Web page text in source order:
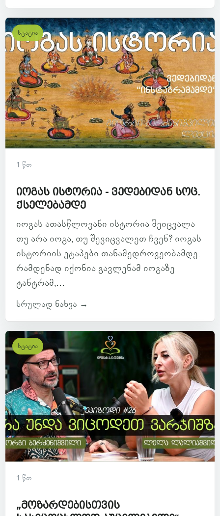
სტატია
1 წთ
იოგას ისტორია - ვედებიდან სოც.
ქსელებამდე
იოგას ათასწლოვანი ისტორია შეიცვალა
თუ არა იოგა, თუ შევიცვალეთ ჩვენ? იოგას
ისტორიის ეტაპები თანამედროვეობამდე.
რამდენად იქონია გავლენამ იოგაზე
ტანტრამ,...
სრულად ნახვა →
სტატია
1 წთ
„მოზარდებისთვის